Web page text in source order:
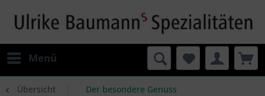
Menü
Übersicht Der besondere Genuss